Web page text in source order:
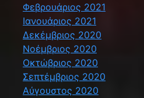
Φεβρουάριος 2021
Ιανουάριος 2021
Δεκέμβριος 2020
Νοέμβριος 2020
Οκτώβριος 2020
Σεπτέμβριος 2020
Αύγουστος 2020